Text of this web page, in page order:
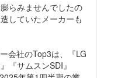
らみませんでしたの
していたメーカーも
会社のTop3は、『LG
『サムスンSDI』